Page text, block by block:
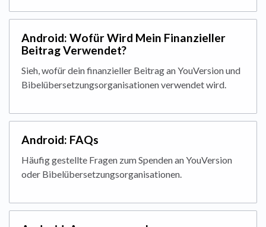
Android: Wofür Wird Mein Finanzieller
Beitrag Verwendet?
Sieh, wofür dein finanzieller Beitrag an YouVersion und
Bibelübersetzungsorganisationen verwendet wird.
Android: FAQs
Häufig gestellte Fragen zum Spenden an YouVersion
oder Bibelübersetzungsorganisationen.